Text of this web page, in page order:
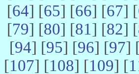
[64] [65] [66] [67] [
[79] [80] [81] [82] [
[94] [95] [96] [97]
[107] [108] [109] [